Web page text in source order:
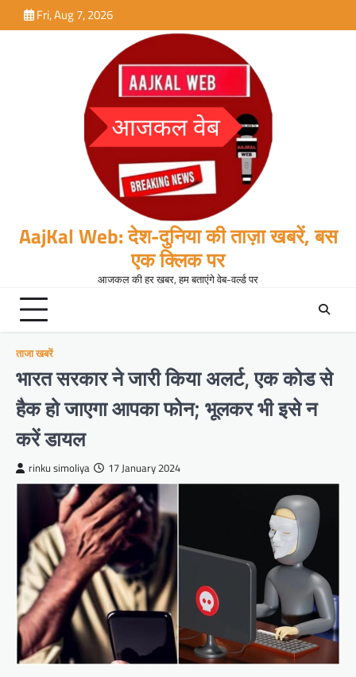
to
Fri, Aug 7, 2026
AajKal Web: देश-दुनिया की ताज़ा खबरें, बस
एक क्लिक पर
आजकल की हर खबर, हम बताएंगे वेब-वर्ल्ड पर
ताजा खबरें
भारत सरकार ने जारी किया अलर्ट, एक कोड से
हैक हो जाएगा आपका फोन; भूलकर भी इसे न
करें डायल
rinku simoliya 17 January 2024